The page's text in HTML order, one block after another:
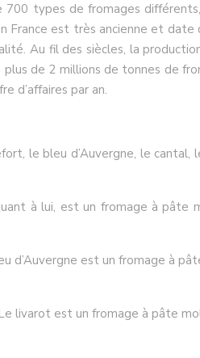
700 types de fromages
France est très ancienne et
Au fil des siècles, la
de 2 millions de tonnes de
d’affaires par an.
le bleu d’Auvergne, le cantal,
à lui, est un fromage à pâte
d’Auvergne est un fromage à
livarot est un fromage à pâte